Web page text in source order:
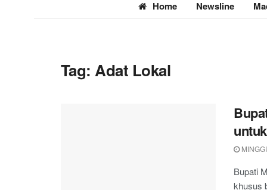
Home Newsline
Tag:Adat Lokal
Bupati
khusus